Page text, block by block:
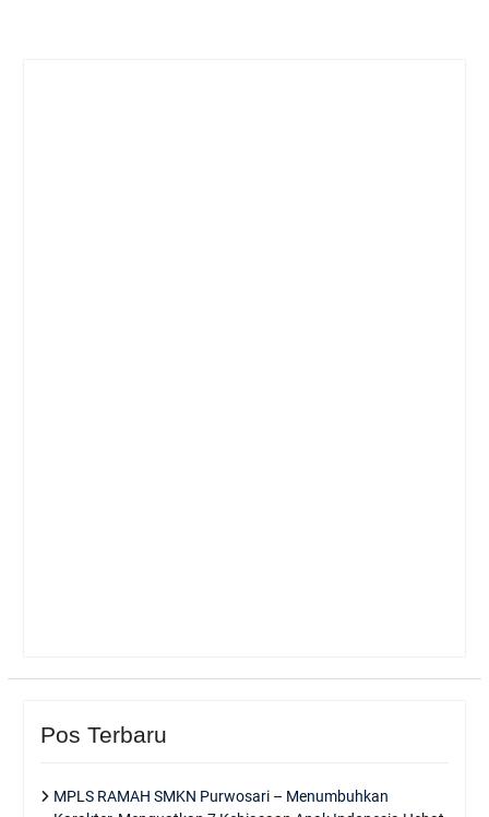
Pos Terbaru
MPLS RAMAH SMKN Purwosari – Menumbuhkan